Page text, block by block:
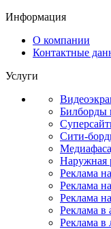
Информация
О компании
Контактные
Услуги
Билборды
Сити-
Наружная
Реклама
Реклама
Реклама
Реклама в
Реклама в